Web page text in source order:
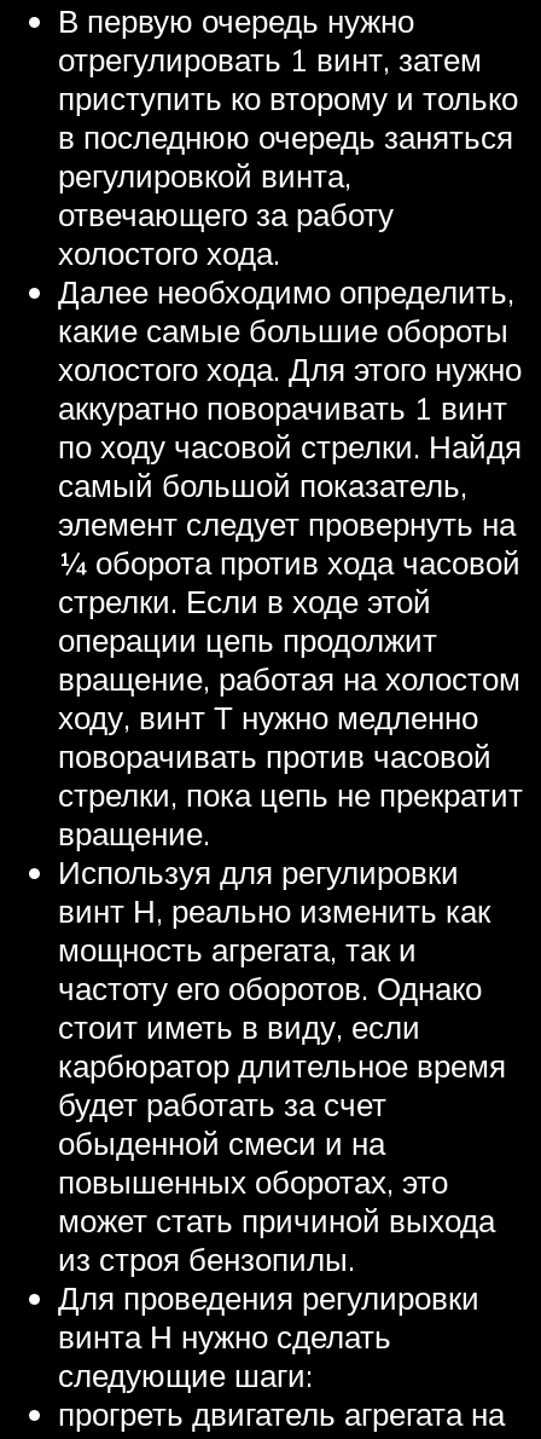
В первую очередь нужно
отрегулировать 1 винт, затем
приступить ко второму и только
в последнюю очередь заняться
регулировкой винта,
отвечающего за работу
холостого хода.
Далее необходимо определить,
какие самые большие обороты
холостого хода. Для этого нужно
аккуратно поворачивать 1 винт
по ходу часовой стрелки. Найдя
самый большой показатель,
элемент следует провернуть на
¼ оборота против хода часовой
стрелки. Если в ходе этой
операции цепь продолжит
вращение, работая на холостом
ходу, винт Т нужно медленно
поворачивать против часовой
стрелки, пока цепь не прекратит
вращение.
Используя для регулировки
винт Н, реально изменить как
мощность агрегата, так и
частоту его оборотов. Однако
стоит иметь в виду, если
карбюратор длительное время
будет работать за счет
обыденной смеси и на
повышенных оборотах, это
может стать причиной выхода
из строя бензопилы.
Для проведения регулировки
винта Н нужно сделать
следующие шаги:
прогреть двигатель агрегата на